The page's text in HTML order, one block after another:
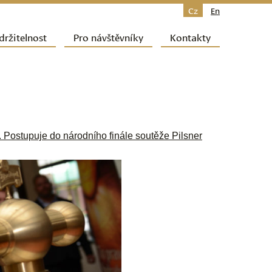
Cz En
Pro návštěvníky Kontakty
do národního finále soutěže Pilsner